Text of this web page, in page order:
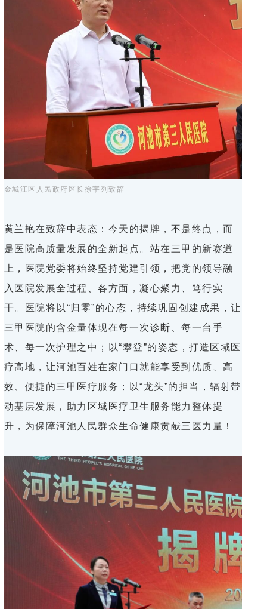
金城江区人民政府区长徐宇列致辞
黄兰艳在致辞中表态：今天的揭牌，不是终点，而
是医院高质量发展的全新起点。站在三甲的新赛道
上，医院党委将始终坚持党建引领，把党的领导融
入医院发展全过程、各方面，凝心聚力、笃行实
干。医院将以“归零”的心态，持续巩固创建成果，让
三甲医院的含金量体现在每一次诊断、每一台手
术、每一次护理之中；以“攀登”的姿态，打造区域医
疗高地，让河池百姓在家门口就能享受到优质、高
效、便捷的三甲医疗服务；以“龙头”的担当，辐射带
动基层发展，助力区域医疗卫生服务能力整体提
升，为保障河池人民群众生命健康贡献三医力量！